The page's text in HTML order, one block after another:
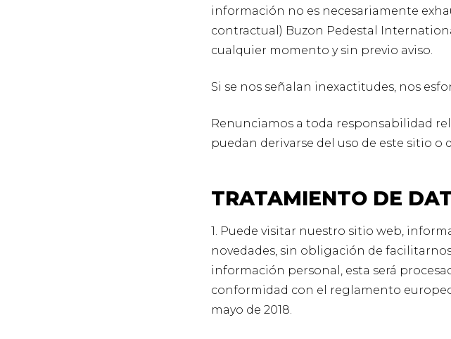
información no es necesariamente
contractual) Buzon Pedestal
cualquier momento y sin previo aviso.
Si se nos señalan inexactitudes, nos
Renunciamos a toda responsabilidad
puedan derivarse del uso de este sitio o
TRATAMIENTO DE
1. Puede visitar nuestro sitio web,
novedades, sin obligación de
información personal, esta será
conformidad con el reglamento
mayo de 2018.